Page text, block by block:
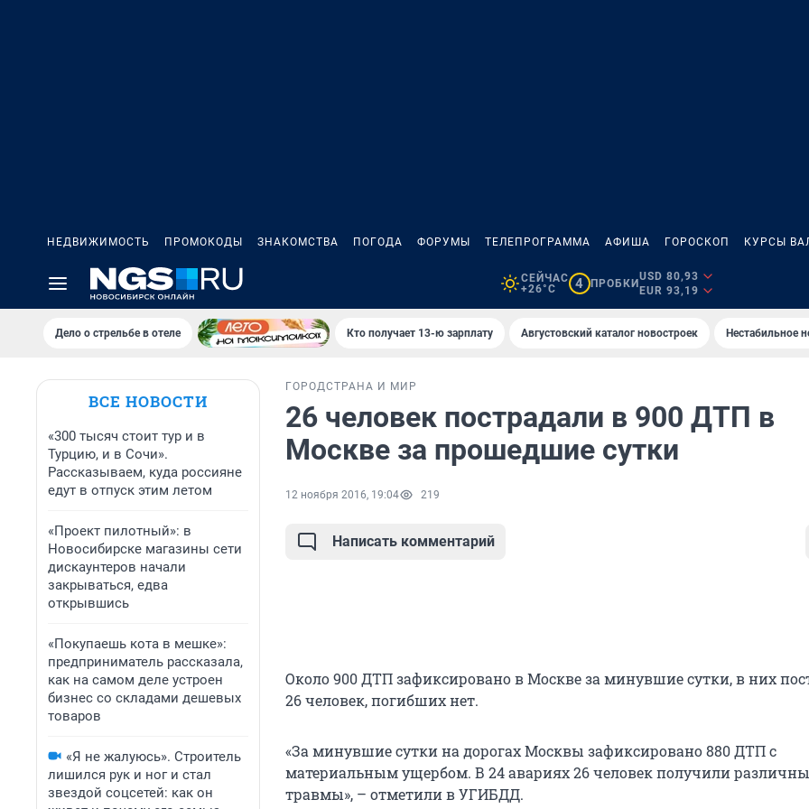
НЕДВИЖИМОСТЬ ПРОМОКОДЫ ЗНАКОМСТВА ПОГОДА ФОРУМЫ ТЕЛЕПРОГРАММА АФИША ГОРОСКОП КУРСЫ
СЕЙЧАС
+26°C
4 ПРОБКИ
USD 80,93
EUR 93,19
Дело о стрельбе в отеле Кто получает 13-ю зарплату Августовский каталог новостроек Нестабильное
ВСЕ НОВОСТИ
«300 тысяч стоит тур и в
Турцию, и в Сочи».
Рассказываем, куда россияне
едут в отпуск этим летом
«Проект пилотный»: в
Новосибирске магазины сети
дискаунтеров начали
закрываться, едва
открывшись
«Покупаешь кота в мешке»:
предприниматель рассказала,
как на самом деле устроен
бизнес со складами дешевых
товаров
«Я не жалуюсь». Строитель
лишился рук и ног и стал
звездой соцсетей: как он
ГОРОДСТРАНА И МИР
26 человек пострадали в 900 ДТП в
Москве за прошедшие сутки
12 ноября 2016, 19:04 219
Написать комментарий
Около 900 ДТП зафиксировано в Москве за минувшие сутки, в них
26 человек, погибших нет.
«За минувшие сутки на дорогах Москвы зафиксировано 880 ДТП с
материальным ущербом. В 24 авариях 26 человек получили
травмы», – отметили в УГИБДД.